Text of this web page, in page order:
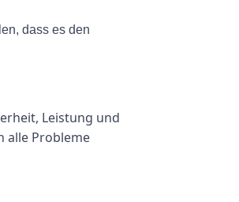
dass es den
Leistung und
alle Probleme